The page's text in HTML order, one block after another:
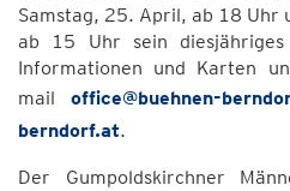
Samstag, 25. April, ab 18 Uhr
ab 15 Uhr sein
Informationen und Karten
mail office@buehnen-
berndorf.at.
Der Gumpoldskirchner